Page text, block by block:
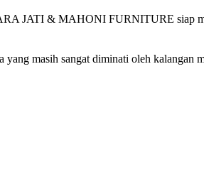
JATI & MAHONI FURNITURE siap
masih sangat diminati oleh kalangan